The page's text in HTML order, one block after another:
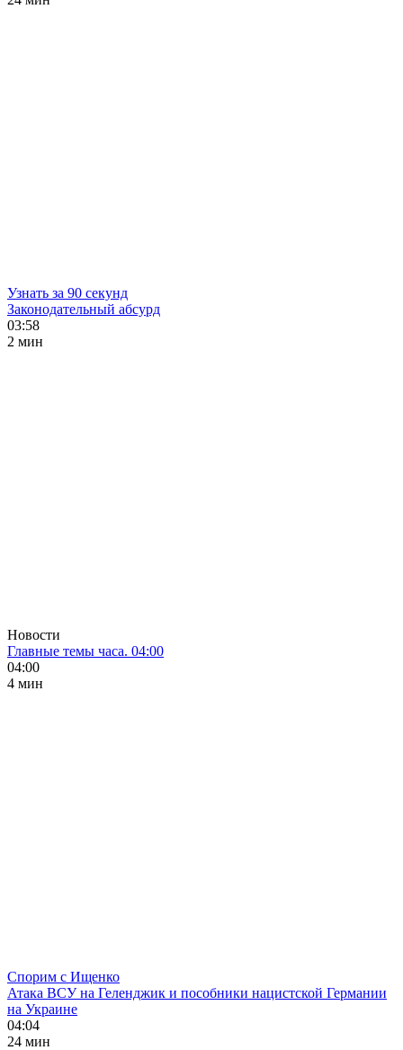
Узнать за 90 секунд
Законодательный абсурд
03:58
2 мин
Новости
Главные темы часа. 04:00
04:00
4 мин
Спорим с Ищенко
Атака ВСУ на Геленджик и пособники нацистской Германии
на Украине
04:04
24 мин